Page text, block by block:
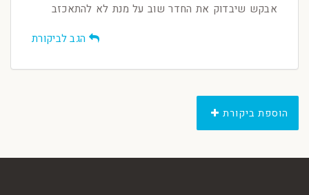
אבקש שיבדוק את החדר שוב על מנת לא להתאכזב
הגב לביקורת
הוספת ביקורת